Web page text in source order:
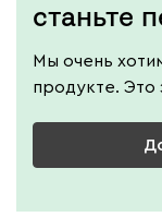
станьте
Мы очень
продукте. Это